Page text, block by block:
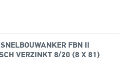
FBN II
VERZINKT 8/20 (8 X 81)